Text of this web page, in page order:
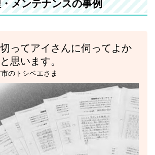
メンテナンスの事例
ってアイさんに伺ってよか
思います。
のトシベエさま